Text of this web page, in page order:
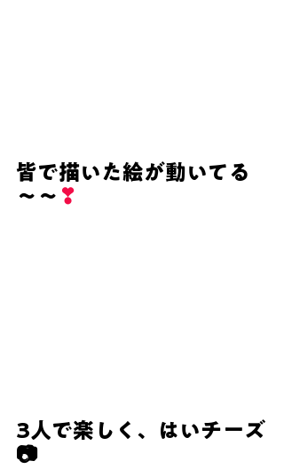
皆で描いた絵が動いてる
～～ ❣
3人で楽しく、はいチーズ
📷